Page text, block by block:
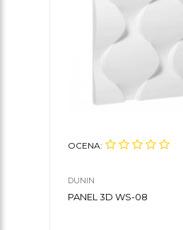
OCENA:
DUNIN
PANEL 3D WS-08